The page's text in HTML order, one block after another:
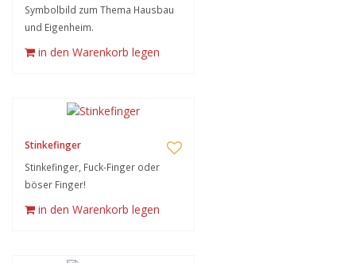
Symbolbild zum Thema Hausbau
und Eigenheim.
in den Warenkorb legen
Stinkefinger
Stinkefinger, Fuck-Finger oder
böser Finger!
in den Warenkorb legen